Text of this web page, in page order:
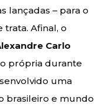
lançadas – para o
Afinal, o
Carlo
própria durante
uma
brasileiro e mundo